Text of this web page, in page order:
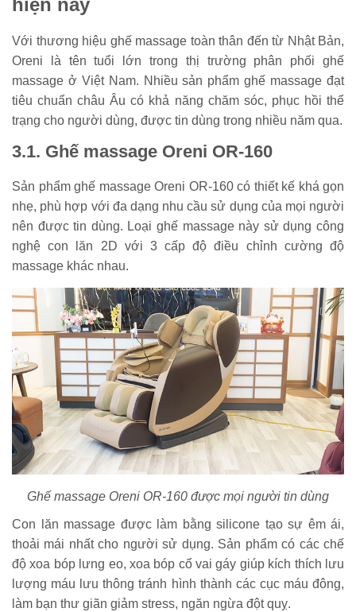
hiện nay
Với thương hiệu ghế massage toàn thân đến từ Nhật Bản,
Oreni là tên tuổi lớn trong thị trường phân phối ghế
massage ở Việt Nam. Nhiều sản phẩm ghế massage đạt
tiêu chuẩn châu Âu có khả năng chăm sóc, phục hồi thể
trạng cho người dùng, được tin dùng trong nhiều năm qua.
3.1. Ghế massage Oreni OR-160
Sản phẩm ghế massage Oreni OR-160 có thiết kế khá gọn
nhẹ, phù hợp với đa dạng nhu cầu sử dụng của mọi người
nên được tin dùng. Loại ghế massage này sử dụng công
nghệ con lăn 2D với 3 cấp độ điều chỉnh cường độ
massage khác nhau.
Ghế massage Oreni OR-160 được mọi người tin dùng
Con lăn massage được làm bằng silicone tạo sự êm ái,
thoải mái nhất cho người sử dụng. Sản phẩm có các chế
độ xoa bóp lưng eo, xoa bóp cổ vai gáy giúp kích thích lưu
lượng máu lưu thông tránh hình thành các cục máu đông,
làm bạn thư giãn giảm stress, ngăn ngừa đột quỵ.